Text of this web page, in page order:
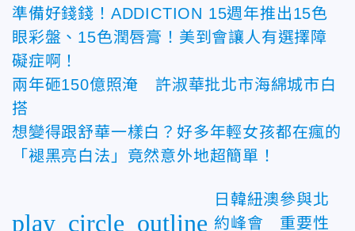
準備好錢錢！ADDICTION 15週年推出15色
眼彩盤、15色潤唇膏！美到會讓人有選擇障
礙症啊！
兩年砸150億照淹 許淑華批北市海綿城市白
搭
想變得跟舒華一樣白？好多年輕女孩都在瘋的
「褪黑亮白法」竟然意外地超簡單！
play_circle_outline
日韓紐澳參與北
約峰會 重要性